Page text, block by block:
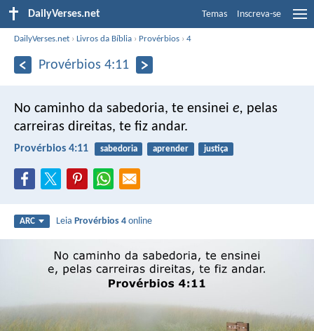
DailyVerses.net Temas Inscreva-se
DailyVerses.net ›Livros da Bíblia › Provérbios ›4
Provérbios 4:11
No caminho da sabedoria, te ensinei e, pelas
carreiras direitas, te fiz andar.
Provérbios 4:11 sabedoria aprender justiça
ARC LeiaProvérbios 4 online